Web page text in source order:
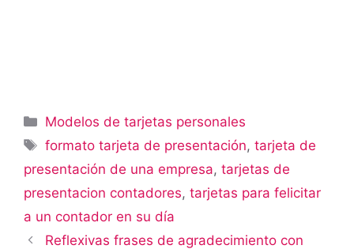
Categorías
Modelos de tarjetas personales
Etiquetas
formato tarjeta de presentación,tarjeta de
presentación de una empresa, tarjetas de
presentacion contadores, tarjetas para felicitar
a un contador en su día
Reflexivas frases de agradecimiento con